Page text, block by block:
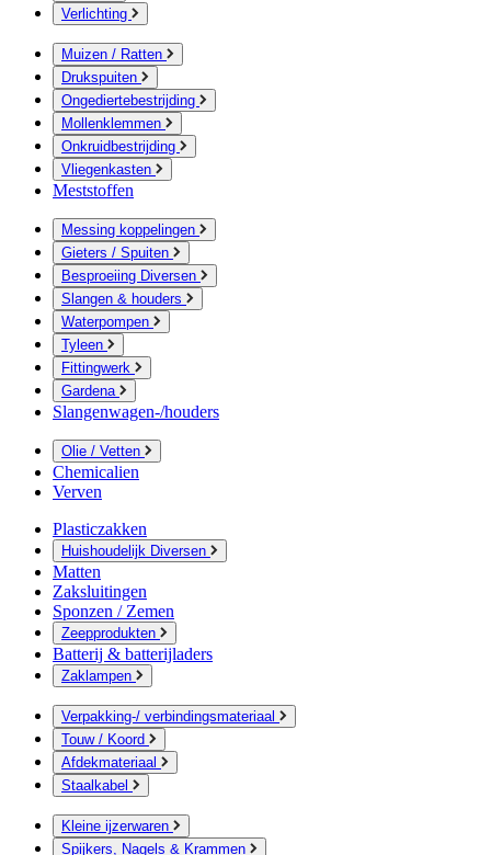
Verlichting
Muizen / Ratten
Drukspuiten
Ongediertebestrijding
Mollenklemmen
Onkruidbestrijding
Vliegenkasten
Meststoffen
Messing koppelingen
Gieters / Spuiten
Besproeiing Diversen
Slangen & houders
Waterpompen
Tyleen
Fittingwerk
Gardena
Slangenwagen-/houders
Olie / Vetten
Chemicalien
Verven
Plasticzakken
Huishoudelijk Diversen
Matten
Zaksluitingen
Sponzen / Zemen
Zeepprodukten
Batterij & batterijladers
Zaklampen
Verpakking-/ verbindingsmateriaal
Touw / Koord
Afdekmateriaal
Staalkabel
Kleine ijzerwaren
Spijkers, Nagels & Krammen